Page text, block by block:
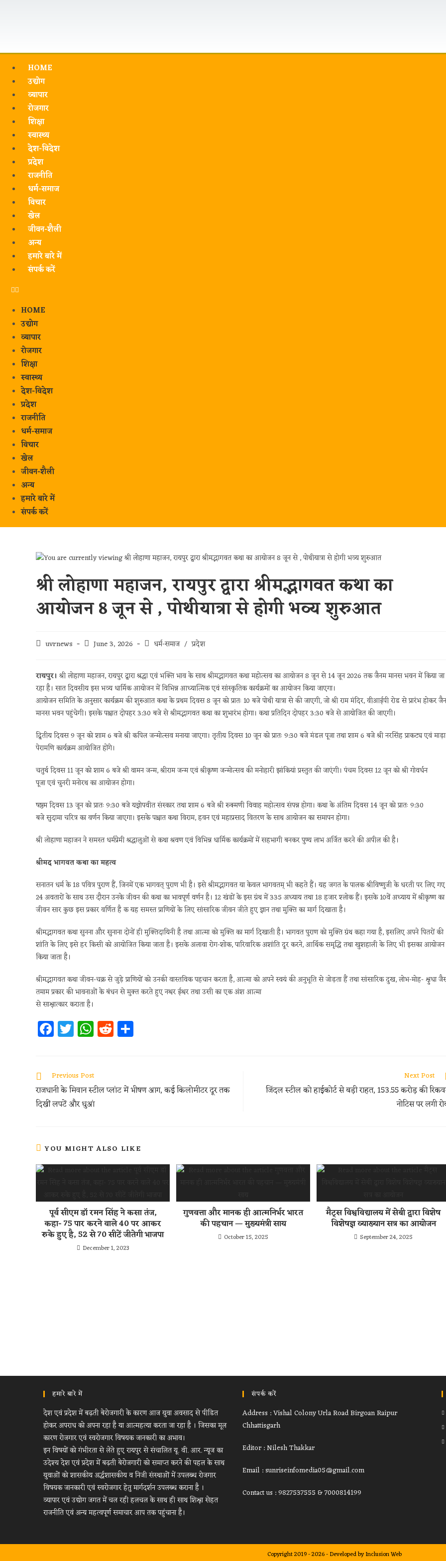
HOME
उद्योग
व्यापार
रोजगार
शिक्षा
स्वास्थ्य
देश-विदेश
प्रदेश
राजनीति
धर्म-समाज
विचार
खेल
जीवन-शैली
अन्य
हमारे बारे में
संपर्क करें
HOME
उद्योग
व्यापार
रोजगार
शिक्षा
स्वास्थ्य
देश-विदेश
प्रदेश
राजनीति
धर्म-समाज
विचार
खेल
जीवन-शैली
अन्य
हमारे बारे में
संपर्क करें
श्री लोहाणा महाजन, रायपुर द्वारा श्रीमद्भागवत कथा का
आयोजन 8 जून से , पोथीयात्रा से होगी भव्य शुरुआत
uvrnews June 3, 2026 धर्म-समाज / प्रदेश
रायपुर। श्री लोहाणा महाजन, रायपुर द्वारा श्रद्धा एवं भक्ति भाव के साथ श्रीमद्भागवत कथा महोत्सव का आयोजन 8 जून से 14 जून 2026 तक जैनम मानस भवन में किया जा
रहा है। सात दिवसीय इस भव्य धार्मिक आयोजन में विभिन्न आध्यात्मिक एवं सांस्कृतिक कार्यक्रमों का आयोजन किया जाएगा।
आयोजन समिति के अनुसार कार्यक्रम की शुरुआत कथा के प्रथम दिवस 8 जून को प्रातः 10 बजे पोथी यात्रा से की जाएगी, जो श्री राम मंदिर, वीआईपी रोड से प्रारंभ होकर
मानस भवन पहुंचेगी। इसके पश्चात दोपहर 3:30 बजे से श्रीमद्भागवत कथा का शुभारंभ होगा। कथा प्रतिदिन दोपहर 3:30 बजे से आयोजित की जाएगी।
द्वितीय दिवस 9 जून को शाम 6 बजे श्री कपिल जन्मोत्सव मनाया जाएगा। तृतीय दिवस 10 जून को प्रातः 9:30 बजे मंडल पूजा तथा शाम 6 बजे श्री नरसिंह प्राकट्य एवं माड़ा
पेरामणि कार्यक्रम आयोजित होंगे।
चतुर्थ दिवस 11 जून को शाम 6 बजे श्री वामन जन्म, श्रीराम जन्म एवं श्रीकृष्ण जन्मोत्सव की मनोहारी झांकियां प्रस्तुत की जाएंगी। पंचम दिवस 12 जून को श्री गोवर्धन
पूजा एवं चुनरी मनोरथ का आयोजन होगा।
षष्ठम दिवस 13 जून को प्रातः 9:30 बजे यज्ञोपवीत संस्कार तथा शाम 6 बजे श्री रुक्मणी विवाह महोत्सव संपन्न होगा। कथा के अंतिम दिवस 14 जून को प्रातः 9:30
बजे सुदामा चरित्र का वर्णन किया जाएगा। इसके पश्चात कथा विराम, हवन एवं महाप्रसाद वितरण के साथ आयोजन का समापन होगा।
श्री लोहाणा महाजन ने समस्त धर्मप्रेमी श्रद्धालुओं से कथा श्रवण एवं विभिन्न धार्मिक कार्यक्रमों में सहभागी बनकर पुण्य लाभ अर्जित करने की अपील की है।
श्रीमद भागवत कथा का महत्व
सनातन धर्म के 18 पवित्र पुराण हैं, जिनमें एक भागवत् पुराण भी है। इसे श्रीमद्भागवत या केवल भागवतम् भी कहते हैं। यह जगत के पालक श्रीविष्णुजी के धरती पर लिए गए
24 अवतारों के साथ उस दौरान उनके जीवन की कथा का भावपूर्ण वर्णन है। 12 खंडों के इस ग्रंथ में 335 अध्याय तथा 18 हजार श्लोक हैं। इसके 10वें अध्याय में श्रीकृष्ण का
जीवन सार कुछ इस प्रकार वर्णित है क यह समस्त प्राणियों के लिए सांसारिक जीवन जीते हुए ज्ञान तथा मुक्ति का मार्ग दिखाता है।
श्रीमद्भागवत कथा सुनना और सुनाना दोनों ही मुक्तिदायिनी है तथा आत्मा को मुक्ति का मार्ग दिखाती है। भागवत पुराण को मुक्ति ग्रंथ कहा गया है, इसलिए अपने पितरों की
शांति के लिए इसे हर किसी को आयोजित किया जाता है। इसके अलावा रोग-शोक, पारिवारिक अशांति दूर करने, आर्थिक समृद्धि तथा खुशहाली के लिए भी इसका आयोजन
किया जाता है।
श्रीमद्भागवत कथा जीवन-चक्र से जुड़े प्राणियों को उनकी वास्तविक पहचान करता है, आत्मा को अपने स्वयं की अनुभूति से जोड़ता हैं तथा सांसारिक दुख, लोभ-मोह- क्षुधा
तमाम प्रकार की भावनाओं के बंधन से मुक्त करते हुए नश्वर ईश्वर तथा उसी का एक अंश आत्मा
से साक्षात्कार कराता है।
Fa
ce
oo
k
T
w
er
W
h
s
A
p
R
e
t
Previous Post
राजधानी के मिवान स्टील प्लांट में भीषण आग, कई किलोमीटर दूर तक
दिखीं लपटें और धुआं
Next Post
जिंदल स्टील को हाईकोर्ट से बड़ी राहत, 153.55 करोड़ की
नोटिस पर लगी
YOU MIGHT ALSO LIKE
पूर्व सीएम डॉ रमन सिंह ने कसा तंज,
कहा- 75 पार करने वाले 40 पर आकर
रुके हुए है, 52 से 70 सीटें जीतेगी भाजपा
December 1, 2023
गुणवत्ता और मानक ही आत्मनिर्भर भारत
की पहचान — मुख्यमंत्री साय
October 15, 2025
मैट्स विश्वविद्यालय में सेबी द्वारा विशेष
विशेषज्ञ व्याख्यान सत्र का आयोजन
September 24, 2025
हमारे बारे में
देश एवं प्रदेश में बढ़ती बेरोजगारी के कारण आज युवा अवसाद से पीडित
होकर अपराध को अपना रहा है या आत्महत्या करता जा रहा है । जिसका मूल
कारण रोजगार एवं स्वरोजगार विषयक जानकारी का अभाव।
इन विषयों को गंभीरता से लेते हुए रायपुर से संचालित यू. वी. आर. न्यूज का
उदेश्य देश एवं प्रदेश में बढ़ती बेरोजगारी को समाप्त करने की पहल के साथ
युवाओं को शासकीय अर्द्धशासकीय व निजी संस्थाओं में उपलब्ध रोजगार
विषयक जानकारी एवं स्वरोजगार हेतु मार्गदर्शन उपलब्ध कराना है ।
व्यापार एवं उद्योग जगत में चल रही हलचल के साथ ही साथ शिक्षा सेहत
राजनीति एवं अन्य महत्वपूर्ण समाचार आप तक पहुंचाना है।
संपर्क करें
Address : Vishal Colony Urla Road Birgoan Raipur
Chhattisgarh
Editor : Nilesh Thakkar
Email : sunriseinfomedia05@gmail.com
Contact us : 9827537555 & 7000814199
Copyright 2019 - 2026 - Developed byInclusion Web